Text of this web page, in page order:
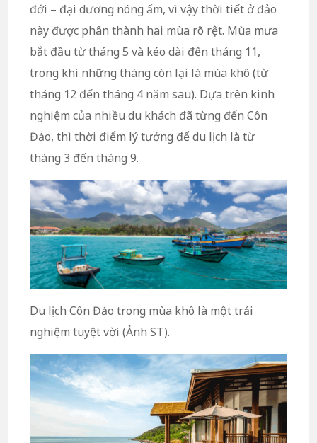
đới – đại dương nóng ẩm, vì vậy thời tiết ở đảo
này được phân thành hai mùa rõ rệt. Mùa mưa
bắt đầu từ tháng 5 và kéo dài đến tháng 11,
trong khi những tháng còn lại là mùa khô (từ
tháng 12 đến tháng 4 năm sau). Dựa trên kinh
nghiệm của nhiều du khách đã từng đến Côn
Đảo, thì thời điểm lý tưởng để du lịch là từ
tháng 3 đến tháng 9.
Du lịch Côn Đảo trong mùa khô là một trải
nghiệm tuyệt vời (Ảnh ST).